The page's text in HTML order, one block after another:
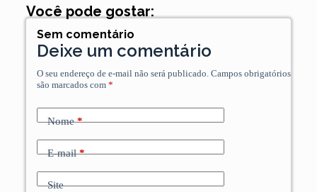
Você pode gostar:
Sem comentário
Deixe um comentário
O seu endereço de e-mail não será publicado. Campos obrigatórios
são marcados com *
Nome*
E-mail*
Site